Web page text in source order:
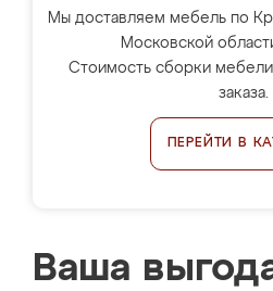
Мы доставляем мебель по
Московской
Стоимость сборки
заказа.
ПЕРЕЙТИ В
Ваша